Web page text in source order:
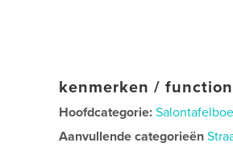
kenmerken /
Hoofdcategorie:
Aanvullende categorieën